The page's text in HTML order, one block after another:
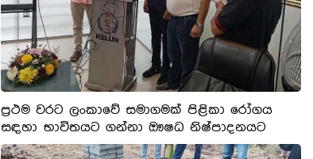
ප්‍රථම වරට ලංකාවේ සමාගමක් පිළිකා රෝගය
සඳහා භාවිතයට ගන්නා ඖෂධ නිෂ්පාදනයට